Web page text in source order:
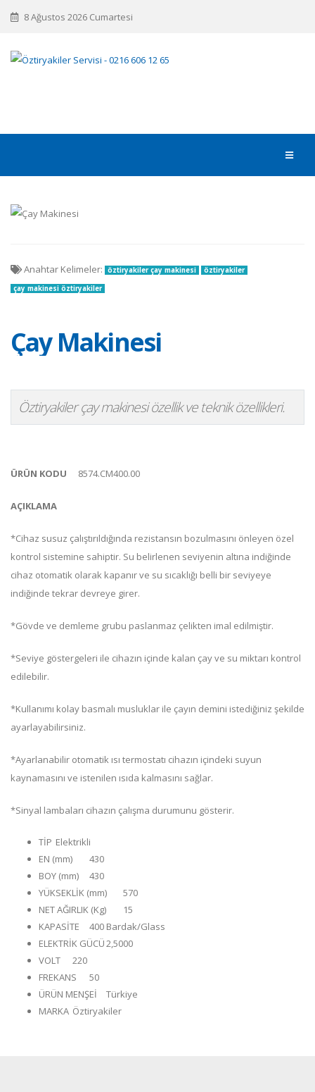
8 Ağustos 2026 Cumartesi
Çay Makinesi
Öztiryakiler çay makinesi özellik ve teknik özellikleri.
ÜRÜN KODU 8574.CM400.00
AÇIKLAMA
*Cihaz susuz çalıştırıldığında rezistansın bozulmasını önleyen özel
kontrol sistemine sahiptir. Su belirlenen seviyenin altına indiğinde
cihaz otomatik olarak kapanır ve su sıcaklığı belli bir seviyeye
indiğinde tekrar devreye girer.
*Gövde ve demleme grubu paslanmaz çelikten imal edilmiştir.
*Seviye göstergeleri ile cihazın içinde kalan çay ve su miktarı kontrol
edilebilir.
*Kullanımı kolay basmalı musluklar ile çayın demini istediğiniz şekilde
ayarlayabilirsiniz.
*Ayarlanabilir otomatik ısı termostatı cihazın içindeki suyun
kaynamasını ve istenilen ısıda kalmasını sağlar.
*Sinyal lambaları cihazın çalışma durumunu gösterir.
TİP Elektrikli
EN (mm)
430
BOY (mm)
430
YÜKSEKLİK (mm)
570
NET AĞIRLIK (Kg)
15
KAPASİTE
400 Bardak/Glass
ELEKTRİK GÜCÜ2,5000
VOLT
220
FREKANS
50
ÜRÜN MENŞEİ
Türkiye
MARKA Öztiryakiler
Anahtar Kelimeler: öztiryakiler çay makinesi
öztiryakiler
çay makinesi öztiryakiler